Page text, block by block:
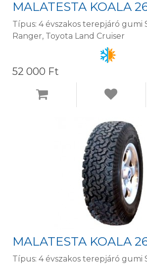
MALATESTA KOALA
Típus: 4 évszakos terepjáró gumi
Ranger, Toyota Land Cruiser
52 000 Ft
MALATESTA KOALA
Típus: 4 évszakos terepjáró gumi